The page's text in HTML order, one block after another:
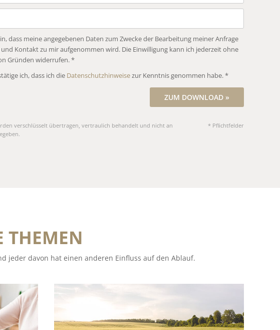
dass meine angegebenen Daten zum Zwecke der Bearbeitung meiner Anfrage
Kontakt zu mir aufgenommen wird. Die Einwilligung kann ich jederzeit ohne
Gründen widerrufen. *
ich, dass ich die Datenschutzhinweisezur Kenntnis genommen habe. *
ZUM DOWNLOAD »
verschlüsselt übertragen, vertraulich behandelt und nicht an
* Pflichtfelder
THEMEN
jeder davon hat einen anderen Einfluss auf den Ablauf.